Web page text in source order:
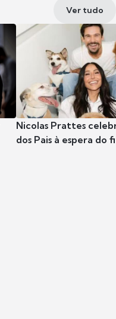
Ver tudo
Nicolas Prattes
dos Pais à espera do